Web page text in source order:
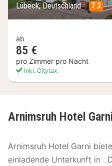
Lübeck, Deutschland 7.3
ab
85 €
pro Zimmer pro Nacht
Inkl. Citytax
Arnimsruh Hotel Garni
Arnimsruh Hotel Garni
einladende Unterkunft in .